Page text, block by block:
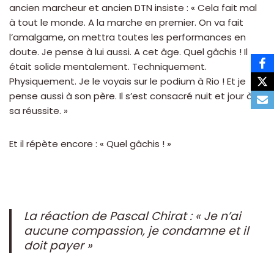
ancien marcheur et ancien DTN insiste : « Cela fait mal
à tout le monde. A la marche en premier. On va fait
l’amalgame, on mettra toutes les performances en
doute. Je pense à lui aussi. A cet âge. Quel gâchis ! Il
était solide mentalement. Techniquement.
Physiquement. Je le voyais sur le podium à Rio ! Et je
pense aussi à son père. Il s’est consacré nuit et jour à
sa réussite. »
Et il répète encore : « Quel gâchis ! »
La réaction de Pascal Chirat : « Je n’ai
aucune compassion, je condamne et il
doit payer »